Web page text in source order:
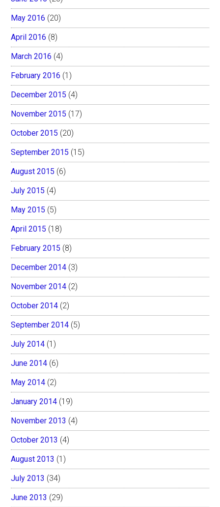
May 2016 (20)
April 2016 (8)
March 2016 (4)
February 2016 (1)
December 2015 (4)
November 2015 (17)
October 2015 (20)
September 2015 (15)
August 2015 (6)
July 2015 (4)
May 2015 (5)
April 2015 (18)
February 2015 (8)
December 2014 (3)
November 2014 (2)
October 2014 (2)
September 2014 (5)
July 2014 (1)
June 2014 (6)
May 2014 (2)
January 2014 (19)
November 2013 (4)
October 2013 (4)
August 2013 (1)
July 2013 (34)
June 2013 (29)